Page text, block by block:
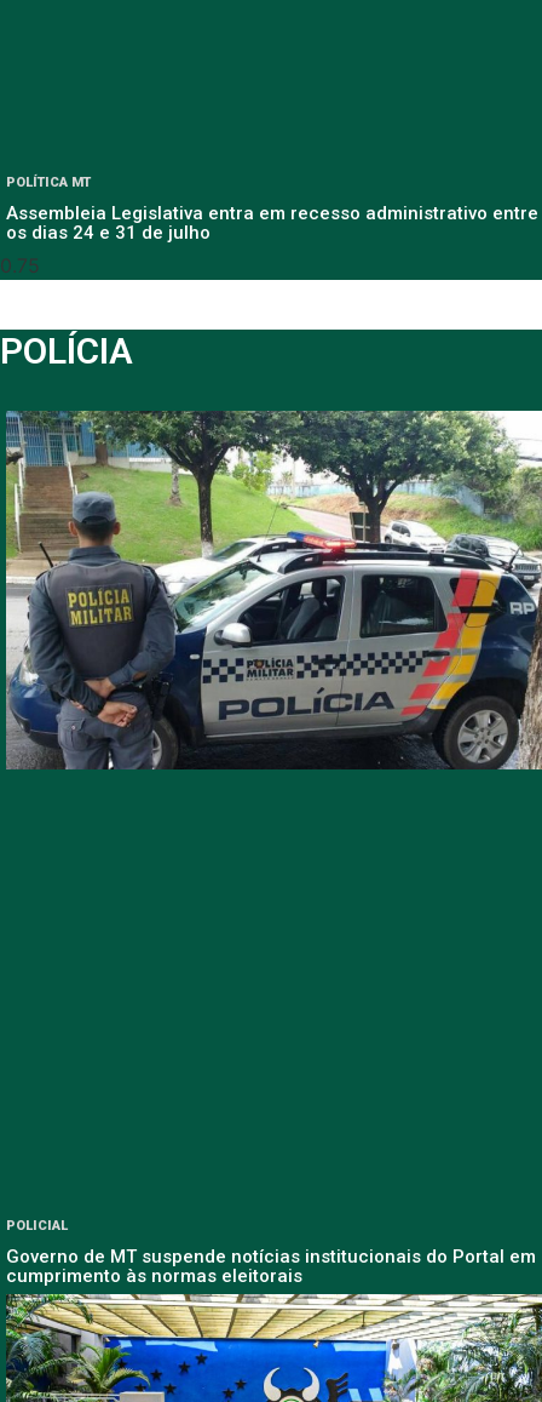
POLÍTICA MT
Assembleia Legislativa entra em recesso administrativo entre
os dias 24 e 31 de julho
POLÍCIA
POLICIAL
Governo de MT suspende notícias institucionais do Portal em
cumprimento às normas eleitorais